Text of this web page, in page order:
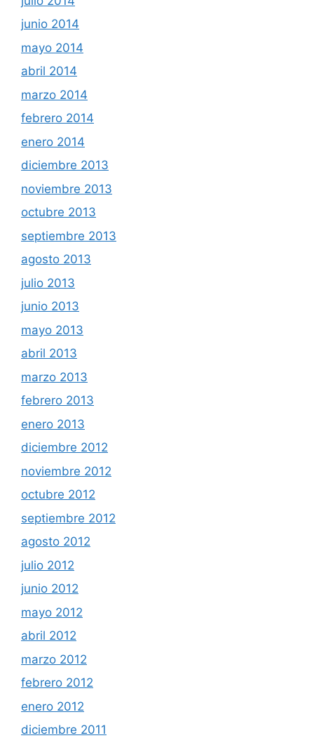
junio 2014
mayo 2014
abril 2014
marzo 2014
febrero 2014
enero 2014
diciembre 2013
noviembre 2013
octubre 2013
septiembre 2013
agosto 2013
julio 2013
junio 2013
mayo 2013
abril 2013
marzo 2013
febrero 2013
enero 2013
diciembre 2012
noviembre 2012
octubre 2012
septiembre 2012
agosto 2012
julio 2012
junio 2012
mayo 2012
abril 2012
marzo 2012
febrero 2012
enero 2012
diciembre 2011